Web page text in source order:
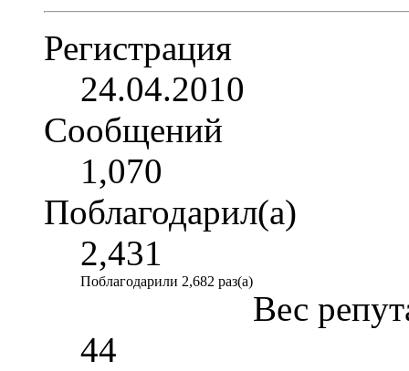
Регистрация
24.04.2010
Сообщений
1,070
Поблагодарил(а)
2,431
Поблагодарили 2,682 раз(а)
Вес
44